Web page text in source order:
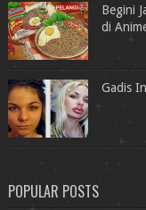
Begini
di
Gadis
POPULAR POSTS